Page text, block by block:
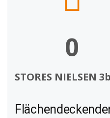
0
STORES NIELSEN